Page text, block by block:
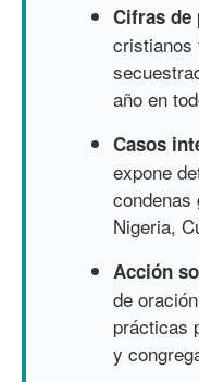
Cifras de
cristianos
año en
Casos
expone
Nigeria,
Acción
de
prácticas
y